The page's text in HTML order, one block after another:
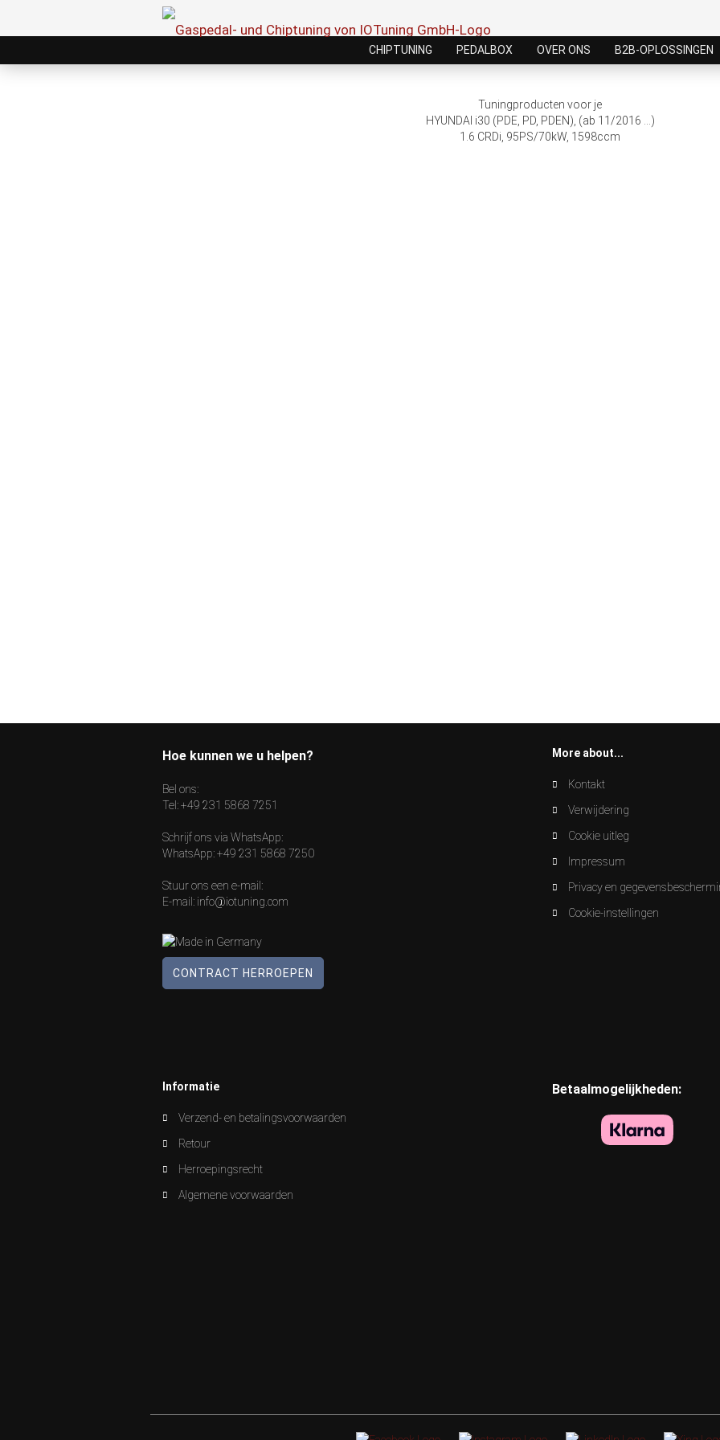
CHIPTUNING PEDALBOX OVER ONS B2B-OPLOSSINGEN
Tuningproducten voor je
HYUNDAI i30 (PDE, PD, PDEN), (ab 11/2016 ...)
1.6 CRDi, 95PS/70kW, 1598ccm
Hoe kunnen we u helpen?
Bel ons:
Tel:+49 231 5868 7251
Schrijf ons via WhatsApp:
WhatsApp:+49 231 5868 7250
Stuur ons een e-mail:
E-mail: info@iotuning.com
CONTRACT HERROEPEN
More about...
Kontakt
Verwijdering
Cookie uitleg
Impressum
Privacy en
Cookie-instellingen
Informatie
Verzend- en betalingsvoorwaarden
Retour
Herroepingsrecht
Algemene voorwaarden
Betaalmogelijkheden: